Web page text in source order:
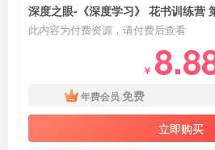
深度之眼-《深度学习》 花书训练营
此内容为付费资源，请付费后查看
￥
年费会员 免费
立即购买